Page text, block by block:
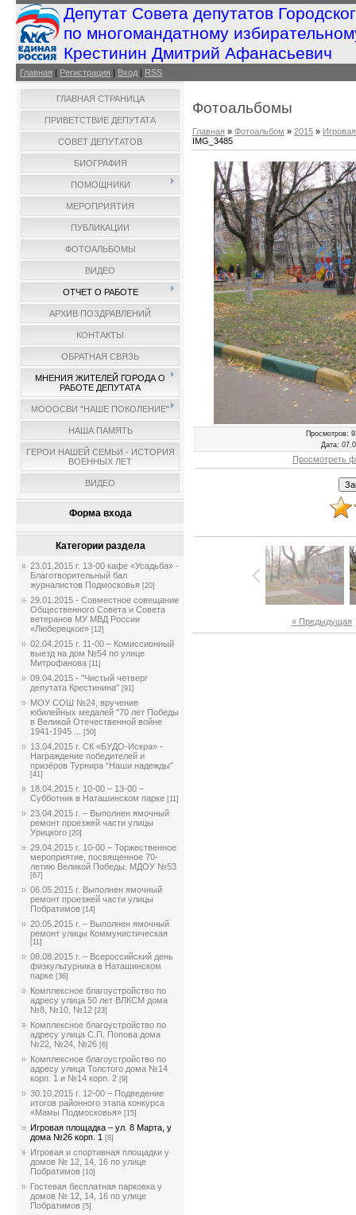
Депутат Совета депутатов
по многомандатному
Крестинин Дмитрий Афанасьевич
Главная | Регистрация | Вход | RSS
ГЛАВНАЯ СТРАНИЦА
ПРИВЕТСТВИЕ ДЕПУТАТА
СОВЕТ ДЕПУТАТОВ
БИОГРАФИЯ
ПОМОЩНИКИ
МЕРОПРИЯТИЯ
ПУБЛИКАЦИИ
ФОТОАЛЬБОМЫ
ВИДЕО
ОТЧЕТ О РАБОТЕ
АРХИВ ПОЗДРАВЛЕНИЙ
КОНТАКТЫ
ОБРАТНАЯ СВЯЗЬ
МНЕНИЯ ЖИТЕЛЕЙ ГОРОДА О
РАБОТЕ ДЕПУТАТА
МОООСВИ "НАШЕ ПОКОЛЕНИЕ"
НАША ПАМЯТЬ
ГЕРОИ НАШЕЙ СЕМЬИ - ИСТОРИЯ
ВОЕННЫХ ЛЕТ
ВИДЕО
Форма входа
Категории раздела
23.01.2015 г. 13-00 кафе «Усадьба» -
Благотворительный бал
журналистов Подмосковья [20]
29.01.2015 - Совместное совещание
Общественного Совета и Совета
ветеранов МУ МВД России
«Люберецкое» [12]
02.04.2015 г. 11-00 – Комиссионный
выезд на дом №54 по улице
Митрофанова [11]
09.04.2015 - "Чистый четверг
депутата Крестинина" [91]
МОУ СОШ №24, вручение
юбилейных медалей "70 лет Победы
в Великой Отечественной войне
1941-1945 ...
[50]
13.04.2015 г. СК «БУДО-Искра» -
Награждение победителей и
призёров Турнира “Наши надежды”
[41]
18.04.2015 г. 10-00 – 13-00 –
Субботник в Наташинском парке [11]
23.04.2015 г. – Выполнен ямочный
ремонт проезжей части улицы
Урицкого [20]
29.04.2015 г. 10-00 – Торжественное
мероприятие, посвященное 70-
летию Великой Победы. МДОУ №53
[67]
06.05.2015 г. Выполнен ямочный
ремонт проезжей части улицы
Побратимов [14]
20.05.2015 г. – Выполнен ямочный
ремонт улицы Коммунистическая
[11]
08.08.2015 г. – Всероссийский день
физкультурника в Наташинском
парке [36]
Комплексное благоустройство по
адресу улица 50 лет ВЛКСМ дома
№8, №10, №12 [23]
Комплексное благоустройство по
адресу улица С.П. Попова дома
№22, №24, №26 [6]
Комплексное благоустройство по
адресу улица Толстого дома №14
корп. 1 и №14 корп. 2 [9]
30.10.2015 г. 12-00 – Подведение
итогов районного этапа конкурса
«Мамы Подмосковья» [15]
Игровая площадка – ул. 8 Марта, у
дома №26 корп. 1 [8]
Игровая и спортивная площадки у
домов № 12, 14, 16 по улице
Побратимов [10]
Гостевая бесплатная парковка у
домов № 12, 14, 16 по улице
Побратимов [5]
Фотоальбомы
Главная » Фотоальбом » 2015 »
IMG_3485
Просмотров:
Дата:
Просмотреть
« Предыдущая